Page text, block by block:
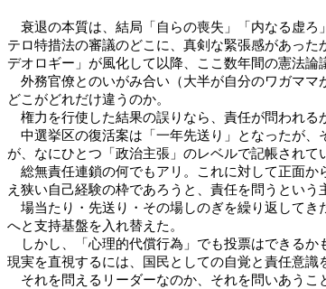
衰退の本質は、結局「自らの喪失」「内なる虚ろ
テロ特措法の審議のどこに、真剣な緊張感があっ
デオロギー」が風化して以降、ここ数年間の憲法
外務官僚とのいがみ合い（大半が自分のワガママ
どこがどれだけ違うのか。
権力を行使した結果の誤りなら、責任が問われる
中選挙区の復活案は「一年先送り」となったが
が、なにひとつ「政治主張」のレベルで記帳されて
総無責任連鎖の何でもアリ。これに対して正面か
え狭い自己経験の枠であろうと、責任を問うという
場当たり・先送り・その場しのぎを繰り返してき
へと支持基盤を入れ替えた。
しかし、「心理的代償行為」でも投票はできるか
現実を直視するには、国民としての自覚と責任意識
それを問えるリーダーなのか、それを問いあうこ